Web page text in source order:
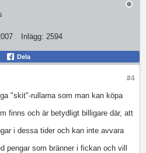
Inlägg: 2594
Dela
#4
"skit"-rullarna som man kan köpa
finns och är betydligt billigare där, att
i dessa tider och kan inte avvara
pengar som bränner i fickan och vill